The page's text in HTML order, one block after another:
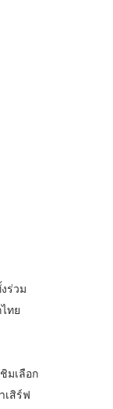
ร่วม
ทย
มเลือก
เสิร์ฟ